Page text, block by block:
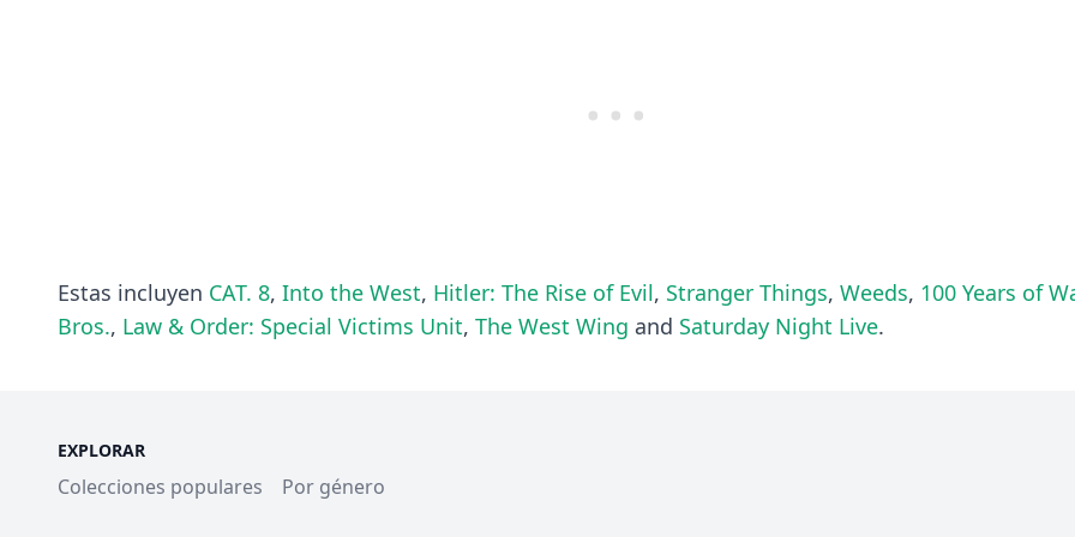
Estas incluyen CAT. 8, Into the West, Hitler: The Rise of Evil, Stranger Things, Weeds, 100 Years of
Bros., Law & Order: Special Victims Unit, The West Wing and Saturday Night Live.
EXPLORAR
Colecciones populares Por género